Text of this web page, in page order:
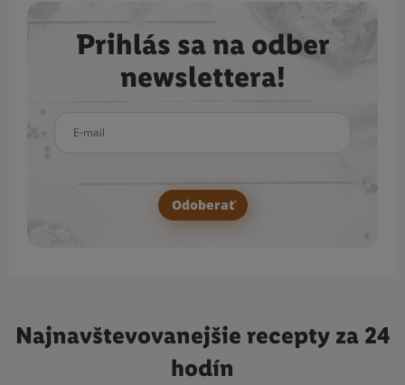
Prihlás sa na odber
newslettera!
Odoberať
Najnavštevovanejšie recepty za 24
hodín